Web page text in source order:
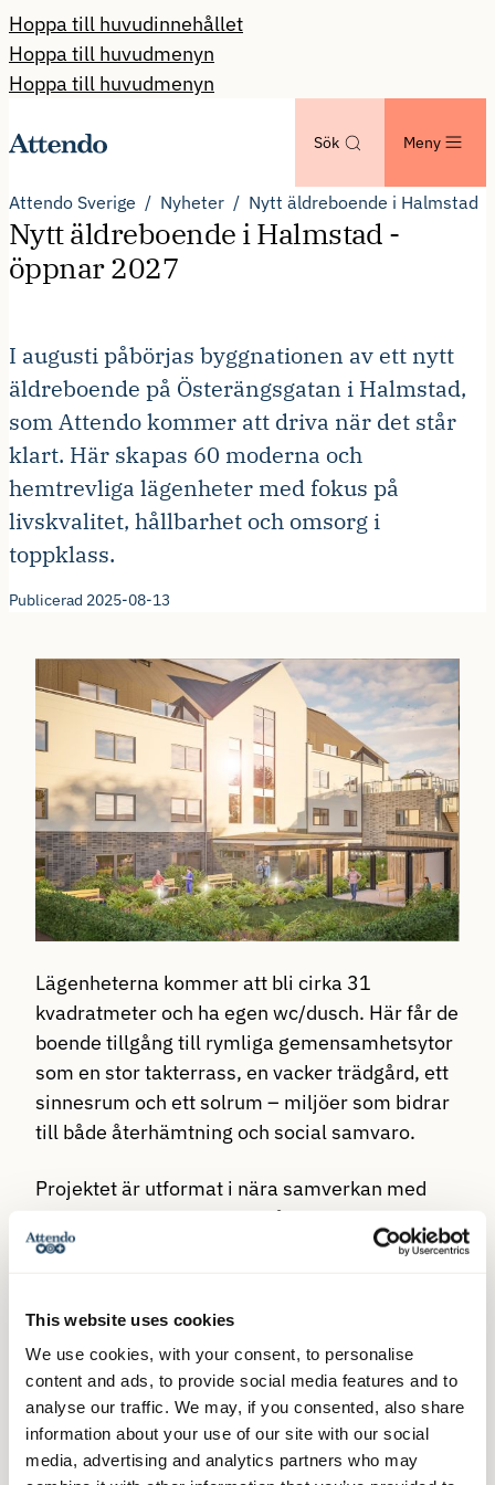
This website uses cookies
We use cookies, with your consent, to personalise
content and ads, to provide social media features and to
analyse our traffic. We may, if you consented, also share
information about your use of our site with our social
media, advertising and analytics partners who may
Hoppa till huvudinnehållet
Hoppa till huvudmenyn
Hoppa till huvudmenyn
Sök Meny
Attendo Sverige Nyheter Nytt äldreboende i Halmstad
Nytt äldreboende i Halmstad -
öppnar 2027
I augusti påbörjas byggnationen av ett nytt
äldreboende på Österängsgatan i Halmstad,
som Attendo kommer att driva när det står
klart. Här skapas 60 moderna och
hemtrevliga lägenheter med fokus på
livskvalitet, hållbarhet och omsorg i
toppklass.
Publicerad 2025-08-13
Lägenheterna kommer att bli cirka 31
kvadratmeter och ha egen wc/dusch. Här får de
boende tillgång till rymliga gemensamhetsytor
som en stor takterrass, en vacker trädgård, ett
sinnesrum och ett solrum – miljöer som bidrar
till både återhämtning och social samvaro.
Projektet är utformat i nära samverkan med
arkitekter specialiserade på omsorgsmiljöer
och uppförs miljöcertifierat, vilket innebär flera
taket, fjärrvärme, golvvärme i badrummen och
Inflyttning planeras till första kvartalet 2027.
Vi ser fram emot att få välkomna de första
hyresgästerna till ett äldreboende som